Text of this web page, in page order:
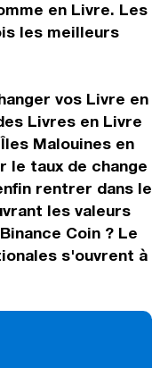
en Livre. Les
les meilleurs
vos Livre en
Livres en Livre
Malouines en
le taux de change
rentrer dans le
les valeurs
Coin ? Le
s'ouvrent à